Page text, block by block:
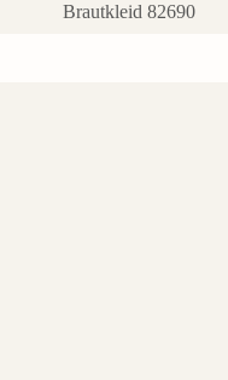
Brautkleid 82690